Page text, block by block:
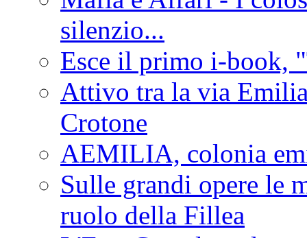
silenzio...
Esce il primo i-book,
Attivo tra la via
Crotone
AEMILIA, colonia
Sulle grandi opere le
ruolo della Fillea